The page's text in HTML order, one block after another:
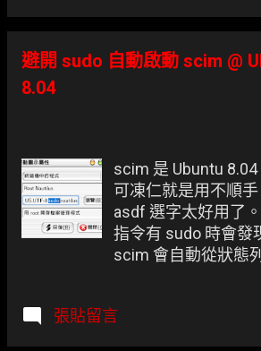
Flegma/metacity-1/
1.xml 修改 (若是想
可使用 Gombo Dark
x="0" y="0"
height="height"/>
filename="titlebar-
x="title_width + 21
object_width" y="0"
y="0"
避開 sudo 自動啟動 scim @
8.04
scim 是 Ubuntu 8.04
可凍仁就是用不順
asdf 選字太好用了
指令有 sudo 時會發
scim 會自動從狀態
就算 remove 過幾
張貼留言